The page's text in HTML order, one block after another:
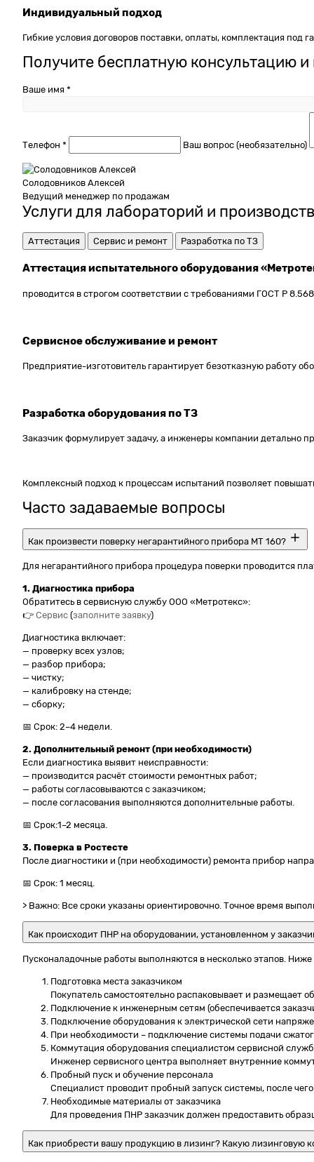
Индивидуальный подход
Гибкие условия договоров поставки, оплаты, комплектация под
Получите бесплатную консультацию
Ваше имя *
Телефон * Ваш вопрос (необязательно)
Солодовников Алексей
Ведущий менеджер по продажам
Услуги для лабораторий и
Аттестация Сервис и ремонт Разработка по ТЗ
Аттестация испытательного оборудования
проводится в строгом соответствии с требованиями ГОСТ Р
Сервисное обслуживание и ремонт
Предприятие-изготовитель гарантирует безотказную работу
Разработка оборудования по ТЗ
Заказчик формулирует задачу, а инженеры компании детально
Комплексный подход к процессам испытаний позволяет
Часто задаваемые вопросы
Как произвести поверку негарантийного прибора МТ 160?
Для негарантийного прибора процедура поверки проводится
1. Диагностика прибора
Обратитесь в сервисную службу ООО «Метротекс»:
👉 Сервис (заполните заявку)
Диагностика включает:
— проверку всех узлов;
— разбор прибора;
— чистку;
— калибровку на стенде;
— сборку;
📅 Срок: 2–4 недели.
2. Дополнительный ремонт (при необходимости)
Если диагностика выявит неисправности:
— производится расчёт стоимости ремонтных работ;
— работы согласовываются с заказчиком;
— после согласования выполняются дополнительные работы.
📅 Срок:1–2 месяца.
3. Поверка в Ростесте
После диагностики и (при необходимости) ремонта прибор
📅 Срок: 1 месяц.
> Важно: Все сроки указаны ориентировочно. Точное время
Как происходит ПНР на оборудовании, установленном у
Пусконаладочные работы выполняются в несколько этапов.
Подготовка места заказчиком
Покупатель самостоятельно распаковывает и размещает
Подключение к инженерным сетям (обеспечивается
Подключение оборудования к электрической сети
При необходимости – подключение системы подачи
Коммутация оборудования специалистом сервисной
Инженер сервисного центра выполняет внутренние
Пробный пуск и обучение персонала
Специалист проводит пробный запуск системы, после
Необходимые материалы от заказчика
Для проведения ПНР заказчик должен предоставить
Как приобрести вашу продукцию в лизинг? Какую лизинговую